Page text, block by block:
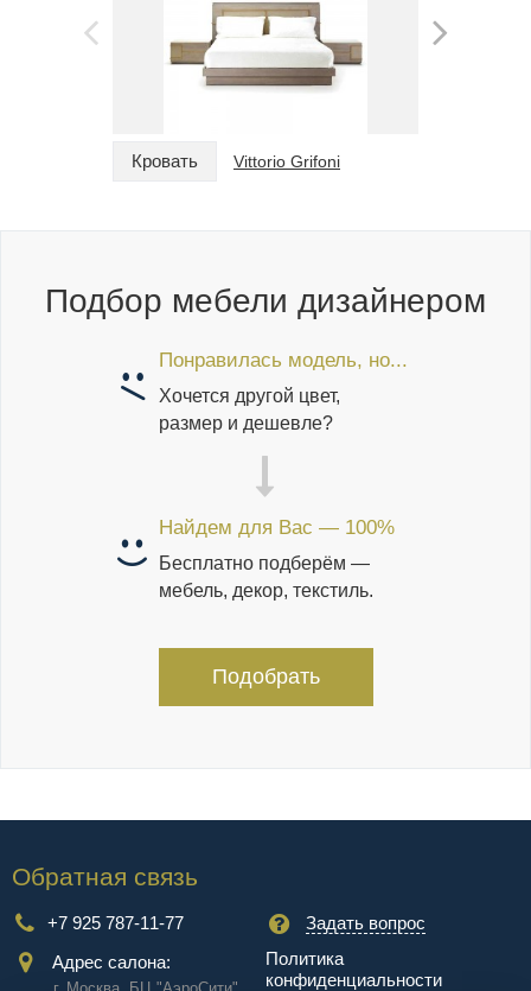
Кровать Vittorio Grifoni
Подбор мебели дизайнером
Понравилась модель, но...
Хочется другой цвет,
размер и дешевле?
Найдем для Вас — 100%
Бесплатно подберём —
мебель, декор, текстиль.
Подобрать
Обратная связь
+7 925 787-11-77
Задать вопрос
Адрес салона:
Политика
конфиденциальности